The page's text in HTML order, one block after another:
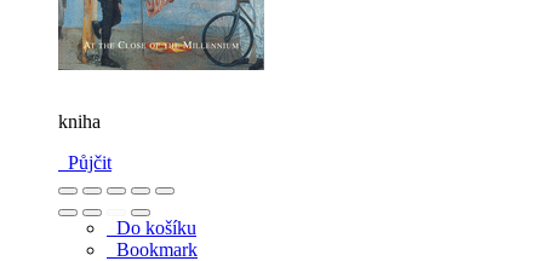
kniha
Půjčit
Do košíku
Bookmark